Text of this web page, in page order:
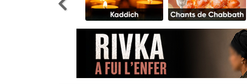
2 personnes viennent
3 personnes viennent
2 nouvelles
8 personnes
Nouvelle émission
61 personnes